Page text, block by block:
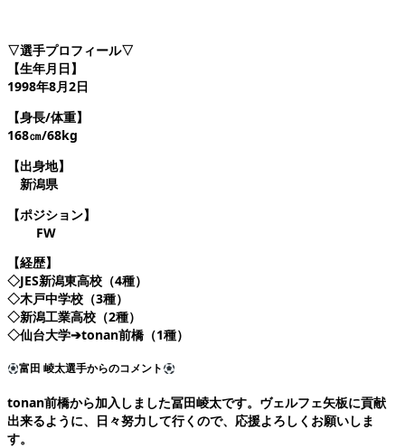
▽選手プロフィール▽
【生年月日】
1998年8月2日
【身長/体重】
168㎝/68kg
【出身地】
新潟県
【ポジション】
FW
【経歴】
◇JES新潟東高校（4種）
◇木戸中学校（3種）
◇新潟工業高校（2種）
◇仙台大学➔tonan前橋（1種）
富田 崚太選手からのコメント
tonan前橋から加入しました冨田崚太です。ヴェルフェ矢板に貢献
出来るように、日々努力して行くので、応援よろしくお願いしま
す。